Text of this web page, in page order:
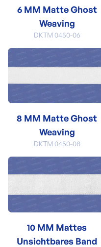
6 MM Matte Ghost
Weaving
DKTM 0450-06
8 MM Matte Ghost
Weaving
DKTM 0450-08
10 MM Mattes
Unsichtbares Band